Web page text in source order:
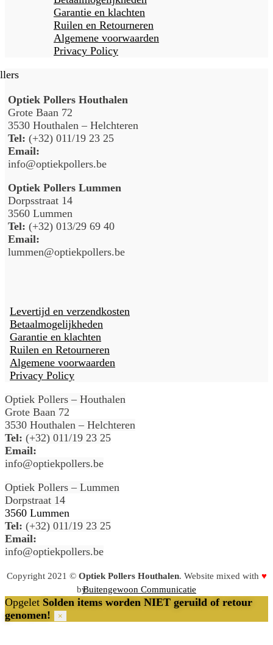
Garantie en klachten
Ruilen en Retourneren
Algemene voorwaarden
Privacy Policy
Optiek Pollers Houthalen
Grote Baan 72
3530 Houthalen – Helchteren
Tel: (+32) 011/19 23 25
Email:
info@optiekpollers.be
Optiek Pollers Lummen
Dorpsstraat 14
3560 Lummen
Tel: (+32) 013/29 69 40
Email:
lummen@optiekpollers.be
Levertijd en verzendkosten
Betaalmogelijkheden
Garantie en klachten
Ruilen en Retourneren
Algemene voorwaarden
Privacy Policy
Optiek Pollers – Houthalen
Grote Baan 72
3530 Houthalen – Helchteren
Tel: (+32) 011/19 23 25
Email:
info@optiekpollers.be
Optiek Pollers – Lummen
Dorpstraat 14
3560 Lummen
Tel: (+32) 011/19 23 25
Email:
info@optiekpollers.be
Copyright 2021 © Optiek Pollers Houthalen. Website mixed with ♥
byBuitengewoon Communicatie
Opgelet Solden items worden NIET geruild of retour
genomen!
×